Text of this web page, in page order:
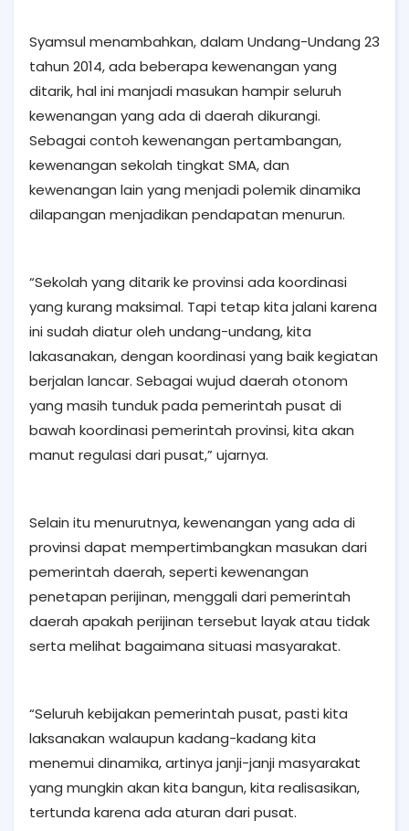
Syamsul menambahkan, dalam Undang-Undang 23
tahun 2014, ada beberapa kewenangan yang
ditarik, hal ini manjadi masukan hampir seluruh
kewenangan yang ada di daerah dikurangi.
Sebagai contoh kewenangan pertambangan,
kewenangan sekolah tingkat SMA, dan
kewenangan lain yang menjadi polemik dinamika
dilapangan menjadikan pendapatan menurun.
“Sekolah yang ditarik ke provinsi ada koordinasi
yang kurang maksimal. Tapi tetap kita jalani karena
ini sudah diatur oleh undang-undang, kita
lakasanakan, dengan koordinasi yang baik kegiatan
berjalan lancar. Sebagai wujud daerah otonom
yang masih tunduk pada pemerintah pusat di
bawah koordinasi pemerintah provinsi, kita akan
manut regulasi dari pusat,” ujarnya.
Selain itu menurutnya, kewenangan yang ada di
provinsi dapat mempertimbangkan masukan dari
pemerintah daerah, seperti kewenangan
penetapan perijinan, menggali dari pemerintah
daerah apakah perijinan tersebut layak atau tidak
serta melihat bagaimana situasi masyarakat.
“Seluruh kebijakan pemerintah pusat, pasti kita
laksanakan walaupun kadang-kadang kita
menemui dinamika, artinya janji-janji masyarakat
yang mungkin akan kita bangun, kita realisasikan,
tertunda karena ada aturan dari pusat.